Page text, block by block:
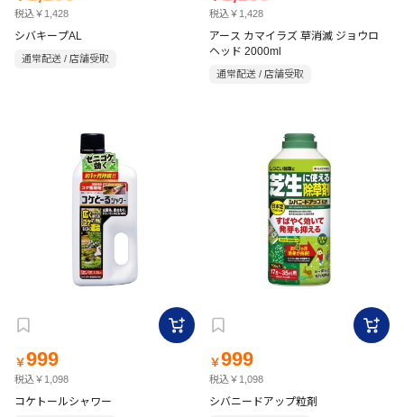
税込￥1,428
シバキープAL
通常配送 / 店舗受取
税込￥1,428
アース カマイラズ 草消滅 ジョウロ
ヘッド 2000ml
通常配送 / 店舗受取
￥999
税込￥1,098
コケトールシャワー
￥999
税込￥1,098
シバニードアップ粒剤